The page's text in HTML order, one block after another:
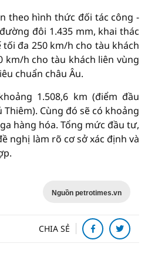
theo hình thức đối tác công -
đôi 1.435 mm, khai thác
đa 250 km/h cho tàu khách
km/h cho tàu khách liên vùng
chuẩn châu Âu.
1.508,6 km (điểm đầu
Cùng đó sẽ có khoảng
hàng hóa. Tổng mức đầu tư,
nghị làm rõ cơ sở xác định và
Nguồn petrotimes.vn
CHIA SẺ